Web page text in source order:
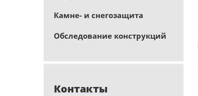
Камне- и снегозащита
Обследование конструкций
Контакты